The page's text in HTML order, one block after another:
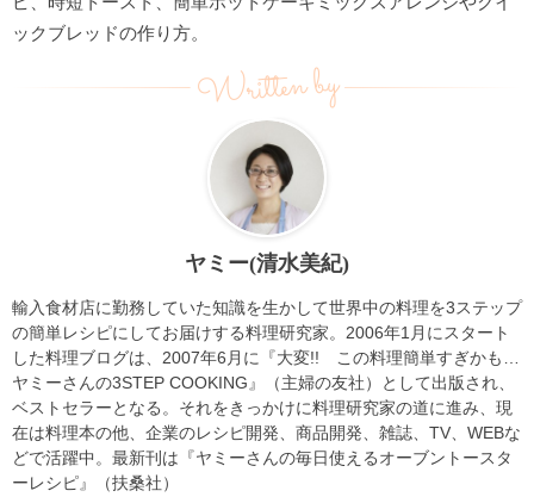
ックブレッドの作り方。
Written by
ヤミー(清水美紀)
輸入食材店に勤務していた知識を生かして世界中の料理を3ステップ
の簡単レシピにしてお届けする料理研究家。2006年1月にスタート
した料理ブログは、2007年6月に『大変!! この料理簡単すぎかも…
ヤミーさんの3STEP COOKING』（主婦の友社）として出版され、
ベストセラーとなる。それをきっかけに料理研究家の道に進み、現
在は料理本の他、企業のレシピ開発、商品開発、雑誌、TV、WEBな
どで活躍中。最新刊は『ヤミーさんの毎日使えるオーブントースタ
ーレシピ』（扶桑社）